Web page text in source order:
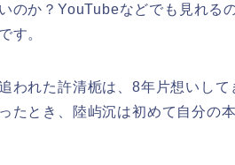
のか？YouTubeなどでも見れる
す。
われた許清栀は、8年片想いして
たとき、陸屿沉は初めて自分の